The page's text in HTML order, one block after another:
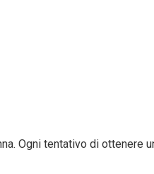
Ogni tentativo di